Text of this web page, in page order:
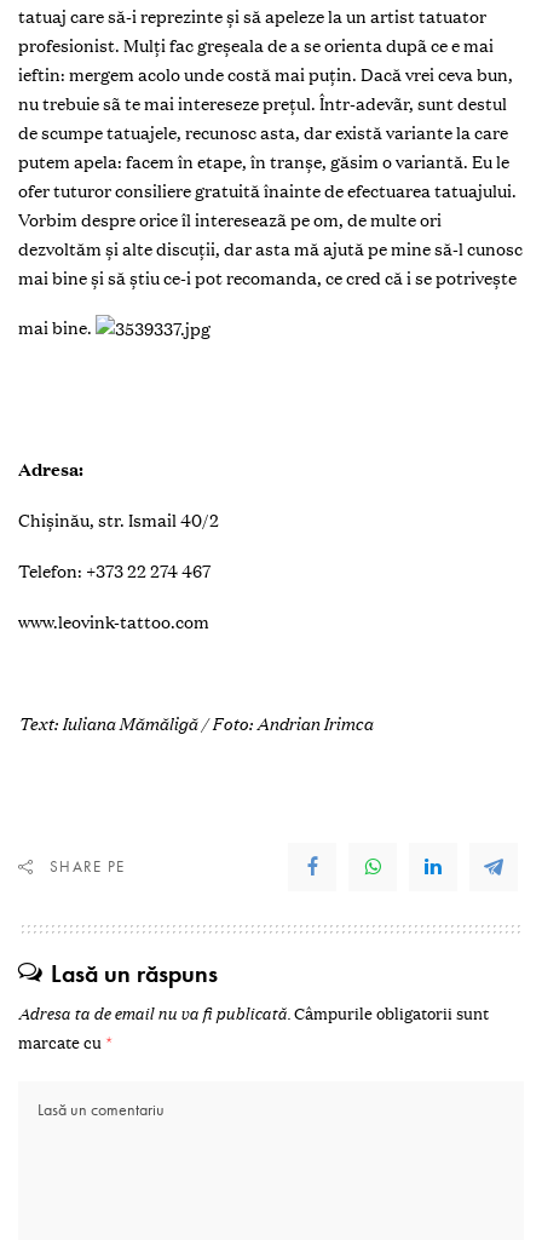
tatuaj care să-i reprezinte și să apeleze la un artist tatuator
profesionist. Mulţi fac greșeala de a se orienta dupã ce e mai
ieftin: mergem acolo unde costă mai puţin. Dacă vrei ceva bun,
nu trebuie sã te mai intereseze preţul. Într-adevãr, sunt destul
de scumpe tatuajele, recunosc asta, dar există variante la care
putem apela: facem în etape, în tranșe, găsim o variantă. Eu le
ofer tuturor consiliere gratuită înainte de efectuarea tatuajului.
Vorbim despre orice îl intereseazã pe om, de multe ori
dezvoltăm și alte discuţii, dar asta mă ajută pe mine să-l cunosc
mai bine și să știu ce-i pot recomanda, ce cred că i se potrivește
mai bine.
Adresa:
Chișinău, str. Ismail 40/2
Telefon: +373 22 274 467
www.leovink-tattoo.com
Text: Iuliana Mămăligă / Foto: Andrian Irimca
SHARE PE
Lasă un răspuns
Adresa ta de email nu va fi publicată.Câmpurile obligatorii sunt
marcate cu *